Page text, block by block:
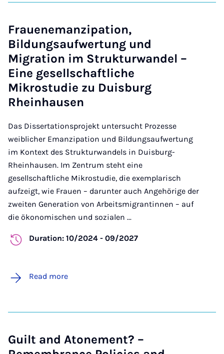
Frauenemanzipation,
Bildungsaufwertung und
Migration im Strukturwandel –
Eine gesellschaftliche
Mikrostudie zu Duisburg
Rheinhausen
Das Dissertationsprojekt untersucht Prozesse
weiblicher Emanzipation und Bildungsaufwertung
im Kontext des Strukturwandels in Duisburg-
Rheinhausen. Im Zentrum steht eine
gesellschaftliche Mikrostudie, die exemplarisch
aufzeigt, wie Frauen – darunter auch Angehörige der
zweiten Generation von Arbeitsmigrantinnen – auf
die ökonomischen und sozialen ...
Duration: 10/2024 - 09/2027
Read more
Guilt and Atonement? –